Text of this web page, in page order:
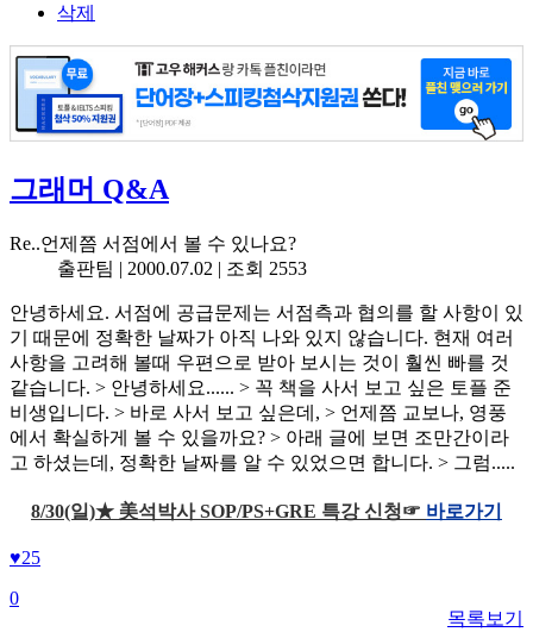
삭제
그래머 Q&A
Re..언제쯤 서점에서 볼 수 있나요?
출판팀 | 2000.07.02 | 조회 2553
안녕하세요. 서점에 공급문제는 서점측과 협의를 할 사항이 있
기 때문에 정확한 날짜가 아직 나와 있지 않습니다. 현재 여러
사항을 고려해 볼때 우편으로 받아 보시는 것이 훨씬 빠를 것
같습니다. > 안녕하세요...... > 꼭 책을 사서 보고 싶은 토플 준
비생입니다. > 바로 사서 보고 싶은데, > 언제쯤 교보나, 영풍
에서 확실하게 볼 수 있을까요? > 아래 글에 보면 조만간이라
고 하셨는데, 정확한 날짜를 알 수 있었으면 합니다. > 그럼.....
8/30(일)★ 美석박사 SOP/PS+GRE 특강 신청☞ 바로가기
♥25
목록보기
0